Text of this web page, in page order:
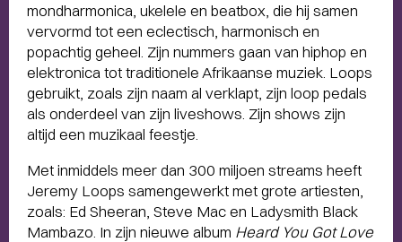
mondharmonica, ukelele en beatbox, die hij samen
vervormd tot een eclectisch, harmonisch en
popachtig geheel. Zijn nummers gaan van hiphop en
elektronica tot traditionele Afrikaanse muziek. Loops
gebruikt, zoals zijn naam al verklapt, zijn loop pedals
als onderdeel van zijn liveshows. Zijn shows zijn
altijd een muzikaal feestje.
Met inmiddels meer dan 300 miljoen streams heeft
Jeremy Loops samengewerkt met grote artiesten,
zoals: Ed Sheeran, Steve Mac en Ladysmith Black
Mambazo. In zijn nieuwe album Heard You Got Love